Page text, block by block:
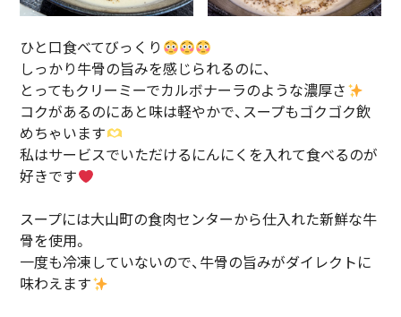
ひと口食べてびっくり
しっかり牛骨の旨みを感じられるのに、
とってもクリーミーでカルボナーラのような濃厚さ
コクがあるのにあと味は軽やかで、スープもゴクゴク飲
めちゃいます
私はサービスでいただけるにんにくを入れて食べるのが
好きです
スープには大山町の食肉センターから仕入れた新鮮な牛
骨を使用。
一度も冷凍していないので、牛骨の旨みがダイレクトに
味わえます